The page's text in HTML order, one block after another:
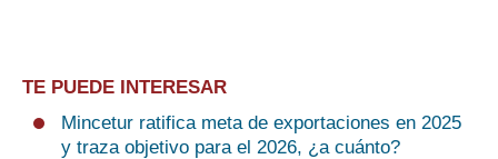
TE PUEDE INTERESAR
Mincetur ratifica meta de exportaciones en 2025
y traza objetivo para el 2026, ¿a cuánto?